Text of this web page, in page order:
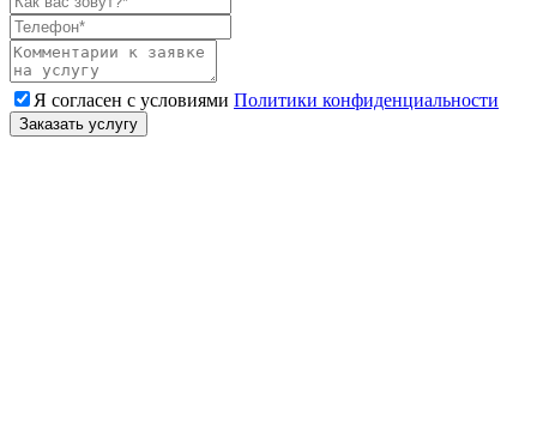
Я согласен с условиями Политики конфиденциальности
Заказать услугу